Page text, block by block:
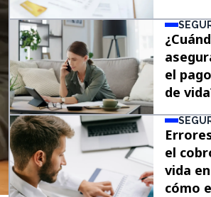
el
de
el
vida
cómo